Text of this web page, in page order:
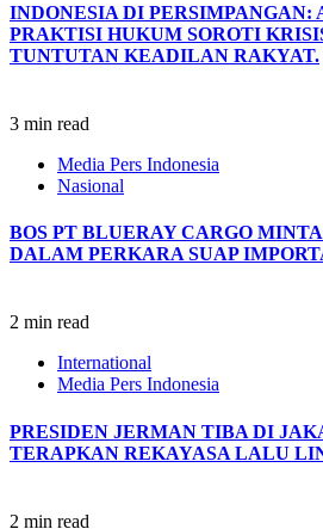
INDONESIA DI PERSIMPANGAN:
PRAKTISI HUKUM SOROTI
TUNTUTAN KEADILAN RAKYAT.
3 min read
Media Pers Indonesia
Nasional
BOS PT BLUERAY CARGO
DALAM PERKARA SUAP
2 min read
International
Media Pers Indonesia
PRESIDEN JERMAN TIBA DI
TERAPKAN REKAYASA LALU
2 min read